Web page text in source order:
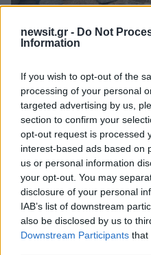
newsit.gr - Do Not
Information
If you wish to opt-out of the
processing of your personal
targeted advertising by us,
section to confirm your
opt-out request is processed
interest-based ads based on
us or personal information
your opt-out. You may
disclosure of your personal
IAB’s list of downstream
also be disclosed by us to
Downstream Participants that
Σχόλια
Μυστράς: 11 μήνες με
αναστολή στον 55χρονο
πατέρα του σε
– «Ήταν ο τελευταίος
άνθρωπος μου και ήθελα
να τον βλέπω»